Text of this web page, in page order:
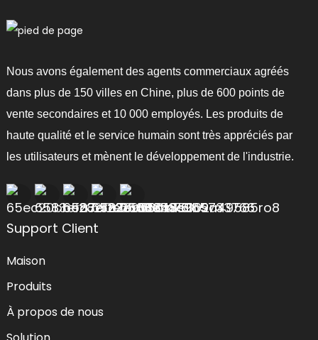
Nous avons également des agents commerciaux agréés
dans plus de 150 villes en Chine, plus de 600 points de
vente secondaires et 10 000 employés. Les produits de
haute qualité et le service humain sont très appréciés par
les utilisateurs et mènent le développement de l'industrie.
Support Client
Maison
Produits
À propos de nous